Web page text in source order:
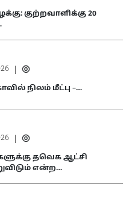
குற்றவாளிக்கு 20
நிலம் மீட்பு –…
தவெக ஆட்சி
என்ற…